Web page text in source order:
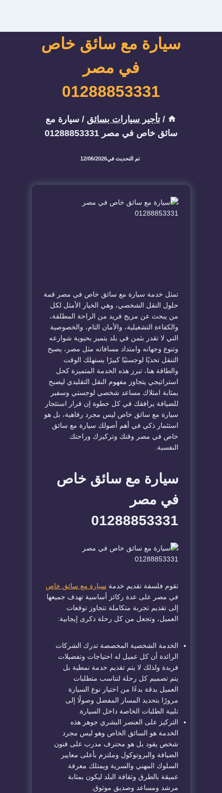
سيارة مع سائق خاص
في مصر
01288853331
/ تأجير سيارات بسائق / سيارة مع
سائق خاص في مصر 01288853331
تم التحديث في12/06/2026
تمثل خدمة سيارة مع سائق خاص في مصر قمة
حلول النقل الشخصي، وهي الخيار الأمثل لكل
من يبحث عن مزيج فريد من الراحة المطلقة،
والكفاءة التشغيلية، والأمان التام، والخصوصية
التي لا تقدر بثمن في بلد يتميز بحيوية شوارعه
وتنوع وجهاته وامتداد مسافاته مثل مصر، يصبح
التنقل تحديًا لوجستيًا كبيرًا يستهلك الوقت
والطاقة هنا، تبرز هذه الخدمة المتميزة كحل
استراتيجي يتجاوز مفهوم النقل التقليدي ليصبح
بمثابة امتلاك مساعد شخصي لوجستي وسفير
للضيافة يرافقك في كل خطوة إن قرار استئجار
سيارة مع سائق خاص ليس مجرد رفاهية، بل هو
استثمار ذكي في أهم أصولك سيارة مع سائق
خاص في مصر وقتك وتركيزك وراحتك
النفسية.
سيارة مع سائق خاص
في مصر
01288853331
تقوم فلسفة تقديم خدمة سيارة مع سائق خاص
في مصر على عدة ركائز أساسية تهدف جميعها
إلى تقديم تجربة متكاملة تتجاوز توقعات
العميل، وتجعل من كل رحلة ذكرى إيجابية:
الخدمة الشخصية المخصصة تدرك الشركات
الرائدة أن كل عميل له احتياجات وتفضيلات
فريدة ولذلك لا يتم تقديم خدمة نمطية بل
يتم تصميم كل رحلة لتناسب متطلبات
العميل بدقة بدءًا من اختيار نوع السيارة
مرورًا بتحديد المسار المفضل وصولًا إلى
تلبية الطلبات الخاصة داخل السيارة.
التركيز على العنصر البشري جوهر هذه
الخدمة هو السائق الخاص وهو ليس مجرد
شخص يقود بل هو محترف مدرب على فنون
الضيافة والبروتوكول وملتزم بأعلى معايير
السلوك المهني والسرية ويمتلك معرفة
عميقة بالطرق وثقافة البلد ليكون بمثابة
مرشد ومساعد وصديق موثوق.